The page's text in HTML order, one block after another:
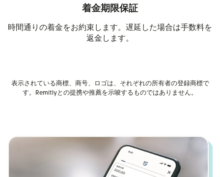
着金期限保証
時間通りの着金をお約束します。遅延した場合は手数料を
返金します。
表示されている商標、商号、ロゴは、それぞれの所有者の登録商標で
す。Remitlyとの提携や推薦を示唆するものではありません。